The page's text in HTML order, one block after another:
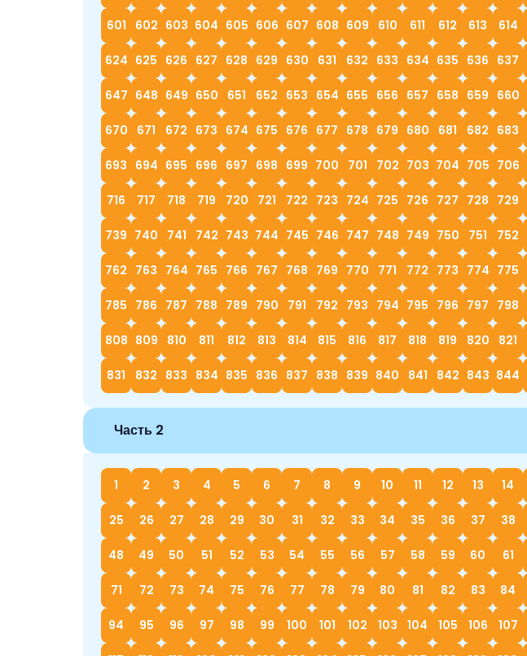
601 602 603 604 605 606 607 608 609 610 611 612 613 614
624 625 626 627 628 629 630 631 632 633 634 635 636 637
647 648 649 650 651 652 653 654 655 656 657 658 659 660
670 671 672 673 674 675 676 677 678 679 680 681 682 683
693 694 695 696 697 698 699 700 701 702 703 704 705 706
716 717 718 719 720 721 722 723 724 725 726 727 728 729
739 740 741 742 743 744 745 746 747 748 749 750 751 752
762 763 764 765 766 767 768 769 770 771 772 773 774 775
785 786 787 788 789 790 791 792 793 794 795 796 797 798
808 809 810 811 812 813 814 815 816 817 818 819 820 821
831 832 833 834 835 836 837 838 839 840 841 842 843 844
Часть 2
1 2 3 4 5 6 7 8 9 10 11 12 13 14
25 26 27 28 29 30 31 32 33 34 35 36 37 38
48 49 50 51 52 53 54 55 56 57 58 59 60 61
71 72 73 74 75 76 77 78 79 80 81 82 83 84
94 95 96 97 98 99 100 101 102 103 104 105 106 107